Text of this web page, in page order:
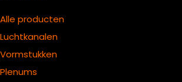
Alle producten
Luchtkanalen
Vormstukken
Plenums